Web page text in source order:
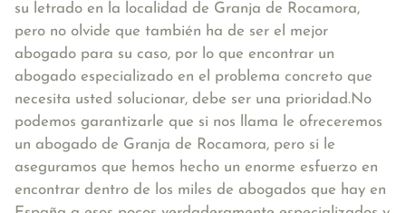
su letrado en la localidad de Granja de Rocamora,
pero no olvide que también ha de ser el mejor
abogado para su caso, por lo que encontrar un
abogado especializado en el problema concreto que
necesita usted solucionar, debe ser una prioridad.No
podemos garantizarle que si nos llama le ofreceremos
un abogado de Granja de Rocamora, pero si le
aseguramos que hemos hecho un enorme esfuerzo en
encontrar dentro de los miles de abogados que hay en